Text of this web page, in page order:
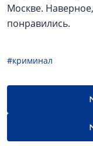
Москве.
понравились.
#криминал